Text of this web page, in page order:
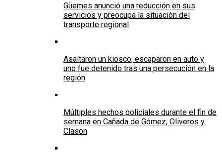
Güemes anunció una reducción en sus
servicios y preocupa la situación del
transporte regional
Asaltaron un kiosco, escaparon en auto y
uno fue detenido tras una persecución en la
región
Múltiples hechos policiales durante el fin de
semana en Cañada de Gómez, Oliveros y
Clason